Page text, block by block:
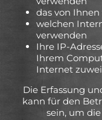
das von
welchen
verwenden
Ihre IP-
Ihrem
Internet
Die Erfassung
kann für den
sein, um